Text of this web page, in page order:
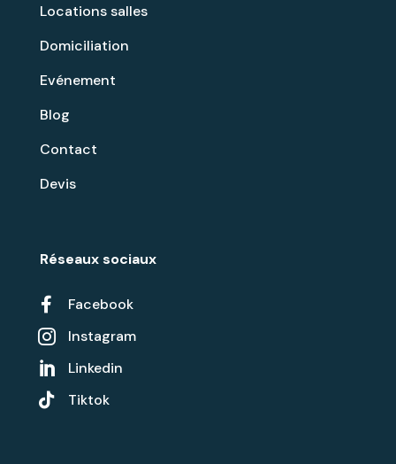
Réseaux sociaux
 Facebook
 Instagram

Linkedin

Tiktok
Locations salles
Domiciliation
Evénement
Blog
Contact
Devis